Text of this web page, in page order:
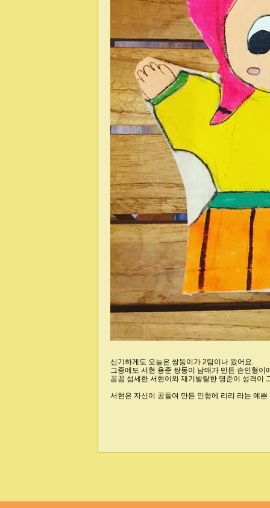
신기하게도 오늘은 쌍둥이가 2팀이나 왔어요.
그중에도 서현 용준 쌍둥이 남매가 만든 손인형이
꼼꼼 섬세한 서현이와 재기발랄한 영준이 성격이
서현은 자신이 공들여 만든 인형에 리리 라는 예